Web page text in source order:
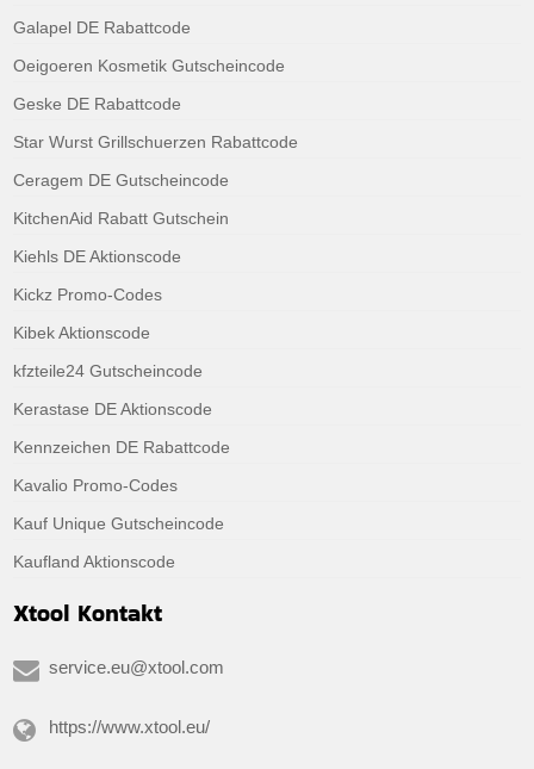
Galapel DE Rabattcode
Oeigoeren Kosmetik Gutscheincode
Geske DE Rabattcode
Star Wurst Grillschuerzen Rabattcode
Ceragem DE Gutscheincode
KitchenAid Rabatt Gutschein
Kiehls DE Aktionscode
Kickz Promo-Codes
Kibek Aktionscode
kfzteile24 Gutscheincode
Kerastase DE Aktionscode
Kennzeichen DE Rabattcode
Kavalio Promo-Codes
Kauf Unique Gutscheincode
Kaufland Aktionscode
Xtool Kontakt
service.eu@xtool.com
https://www.xtool.eu/